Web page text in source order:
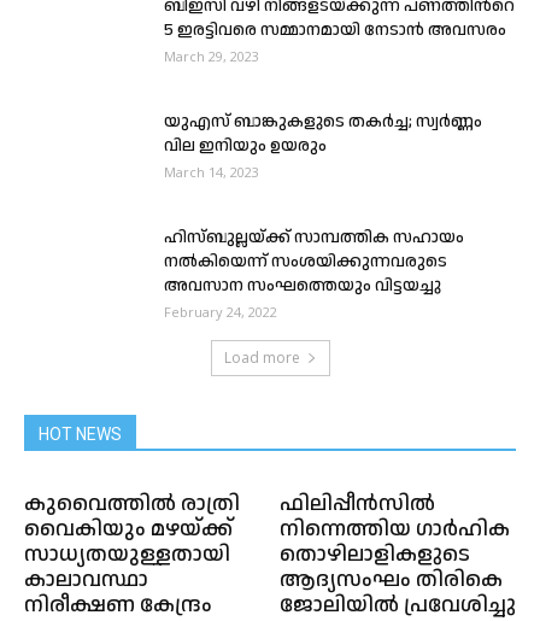
ബിഇസി വഴി നിങ്ങളടയ്ക്കുന്ന പണത്തിന്‍റെ
5 ഇരട്ടിവരെ സമ്മാനമായി നേടാന്‍‍ അവസരം
March 29, 2023
യുഎസ് ബാങ്കുകളുടെ തകര്‍ച്ച; സ്വര്‍ണ്ണം
വില ഇനിയും ഉയരും
March 14, 2023
ഹിസ്ബുല്ലയ്ക്ക് സാമ്പത്തിക സഹായം
നൽകിയെന്ന് സംശയിക്കുന്നവരുടെ
അവസാന സംഘത്തെയും വിട്ടയച്ചു
February 24, 2022
Load more
HOT NEWS
കുവൈത്തിൽ രാത്രി
വൈകിയും മഴയ്ക്ക്
സാധ്യതയുള്ളതായി
കാലാവസ്ഥാ
നിരീക്ഷണ കേന്ദ്രം
ഫിലിപ്പീൻസിൽ
നിന്നെത്തിയ ഗാർഹിക
തൊഴിലാളികളുടെ
ആദ്യസംഘം തിരികെ
ജോലിയിൽ പ്രവേശിച്ചു